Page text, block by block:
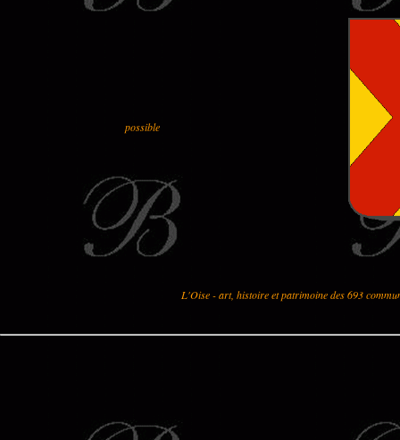
possible
L'Oise - art, histoire et patrimoine des 693